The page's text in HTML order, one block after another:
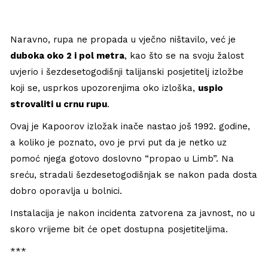
Naravno, rupa ne propada u vječno ništavilo, već je
duboka oko 2 i pol metra, kao što se na svoju žalost
uvjerio i šezdesetogodišnji talijanski posjetitelj izložbe
koji se, usprkos upozorenjima oko izloška, uspio
strovaliti u crnu rupu.
Ovaj je Kapoorov izložak inače nastao još 1992. godine,
a koliko je poznato, ovo je prvi put da je netko uz
pomoć njega gotovo doslovno “propao u Limb”. Na
sreću, stradali šezdesetogodišnjak se nakon pada dosta
dobro oporavlja u bolnici.
Instalacija je nakon incidenta zatvorena za javnost, no u
skoro vrijeme bit će opet dostupna posjetiteljima.
***